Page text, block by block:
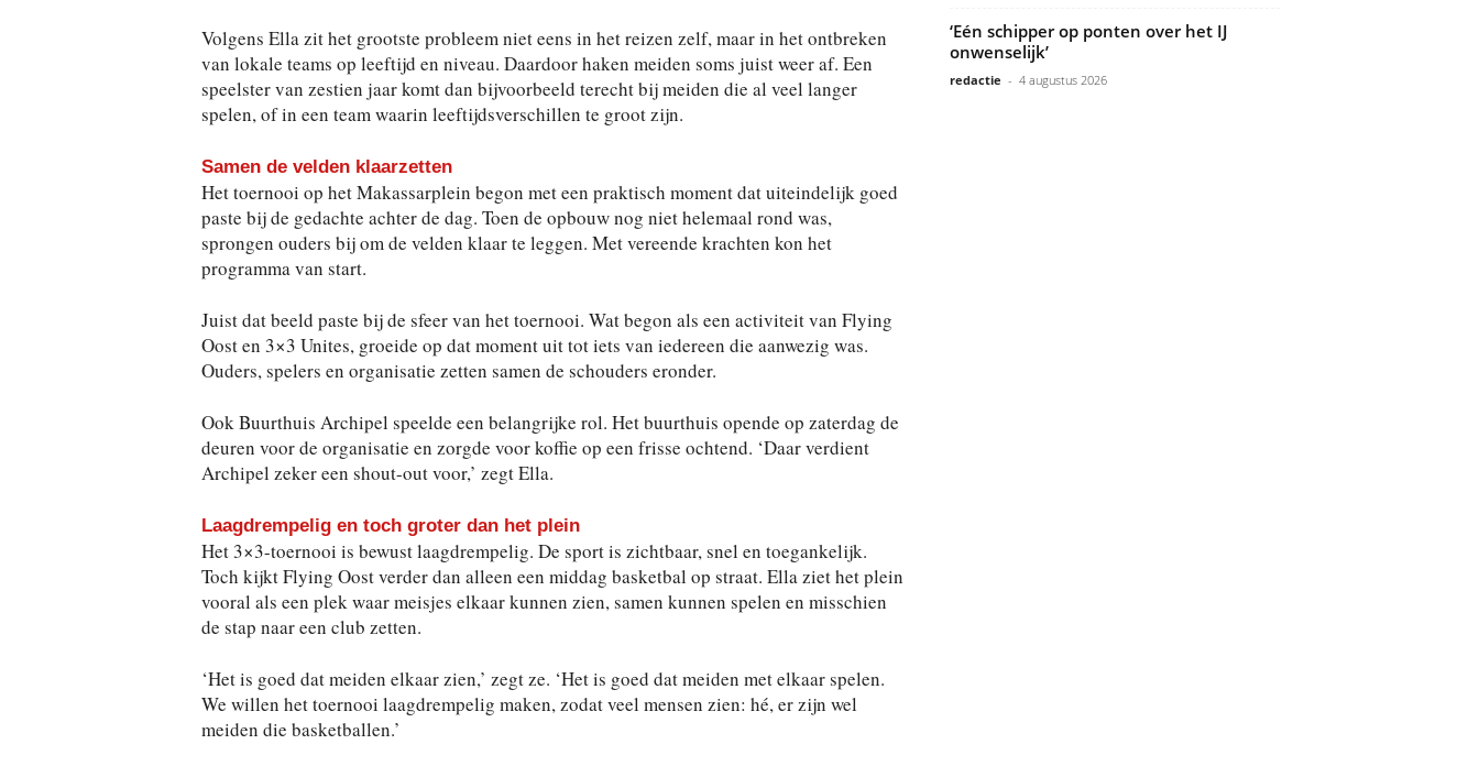
Volgens Ella zit het grootste probleem niet eens in het reizen zelf, maar in het ontbreken
van lokale teams op leeftijd en niveau. Daardoor haken meiden soms juist weer af. Een
speelster van zestien jaar komt dan bijvoorbeeld terecht bij meiden die al veel langer
spelen, of in een team waarin leeftijdsverschillen te groot zijn.
Samen de velden klaarzetten
Het toernooi op het Makassarplein begon met een praktisch moment dat uiteindelijk goed
paste bij de gedachte achter de dag. Toen de opbouw nog niet helemaal rond was,
sprongen ouders bij om de velden klaar te leggen. Met vereende krachten kon het
programma van start.
Juist dat beeld paste bij de sfeer van het toernooi. Wat begon als een activiteit van Flying
Oost en 3×3 Unites, groeide op dat moment uit tot iets van iedereen die aanwezig was.
Ouders, spelers en organisatie zetten samen de schouders eronder.
Ook Buurthuis Archipel speelde een belangrijke rol. Het buurthuis opende op zaterdag de
deuren voor de organisatie en zorgde voor koffie op een frisse ochtend. ‘Daar verdient
Archipel zeker een shout-out voor,’ zegt Ella.
Laagdrempelig en toch groter dan het plein
Het 3×3-toernooi is bewust laagdrempelig. De sport is zichtbaar, snel en toegankelijk.
Toch kijkt Flying Oost verder dan alleen een middag basketbal op straat. Ella ziet het plein
vooral als een plek waar meisjes elkaar kunnen zien, samen kunnen spelen en misschien
de stap naar een club zetten.
‘Het is goed dat meiden elkaar zien,’ zegt ze. ‘Het is goed dat meiden met elkaar spelen.
We willen het toernooi laagdrempelig maken, zodat veel mensen zien: hé, er zijn wel
meiden die basketballen.’
‘Eén schipper op ponten over het IJ
onwenselijk’
redactie - 4 augustus 2026